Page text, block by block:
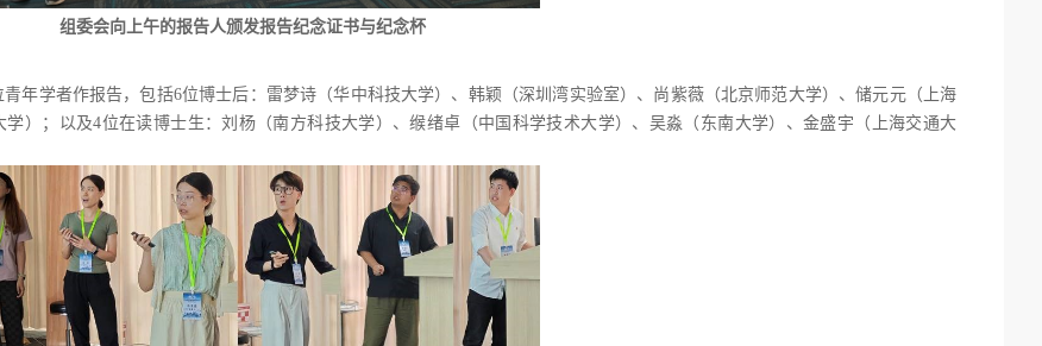
组委会向上午的报告人颁发报告纪念证书与纪念杯
青年学者作报告，包括6位博士后：雷梦诗（华中科技大学）、韩颖（深圳湾实验室）、尚紫薇（北京师范大学）、储元元（上海
学）；以及4位在读博士生：刘杨（南方科技大学）、缑绪卓（中国科学技术大学）、吴淼（东南大学）、金盛宇（上海交通大